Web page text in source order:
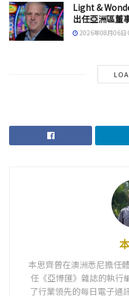
Light &
出任亞洲區董
2026年08月06日
本思齊曾在澳洲悉尼擔任
任《亞博匯》雜誌的執行
了行業領先的每日電子通